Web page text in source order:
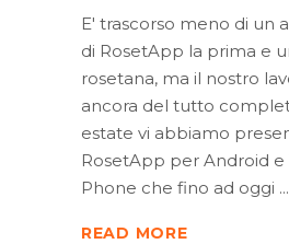
E' trascorso meno di un
di RosetApp la prima e
rosetana, ma il nostro
ancora del tutto
estate vi abbiamo
RosetApp per Android
Phone che fino ad oggi
READ MORE